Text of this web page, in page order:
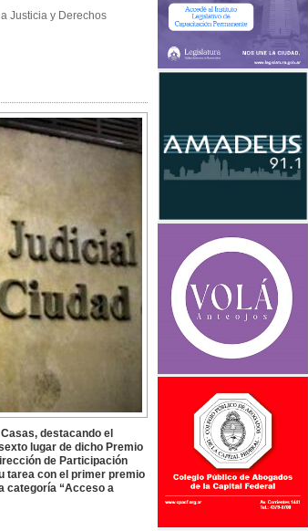
Justicia y Derechos
destacando el
lugar de dicho Premio
de Participación
tarea con el primer premio
categoría “Acceso a